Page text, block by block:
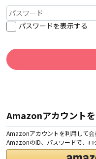
パスワードを表示する
Amazonアカウント
Amazonアカウントを利用して会
AmazonのID、パスワードで、ロ